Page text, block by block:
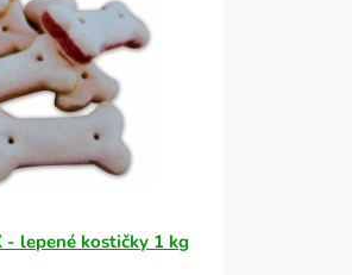
- lepené kostičky 1 kg